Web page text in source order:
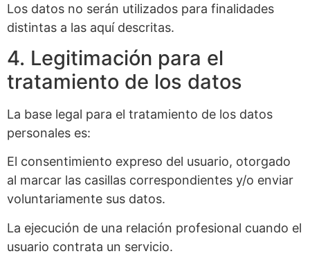
Los datos no serán utilizados para finalidades
distintas a las aquí descritas.
4. Legitimación para el
tratamiento de los datos
La base legal para el tratamiento de los datos
personales es:
El consentimiento expreso del usuario, otorgado
al marcar las casillas correspondientes y/o enviar
voluntariamente sus datos.
La ejecución de una relación profesional cuando el
usuario contrata un servicio.